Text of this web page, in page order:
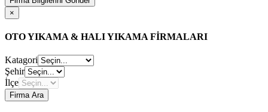
×
OTO YIKAMA & HALI YIKAMA FİRMALARI
Katagori
Şehir
İlçe
Firma Ara